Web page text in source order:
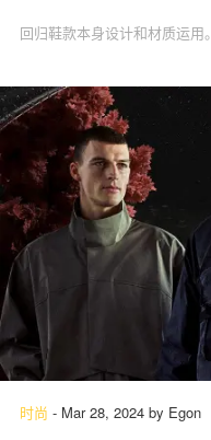
回归鞋款本身设计和材质运用。
时尚 - Mar 28, 2024 by Egon